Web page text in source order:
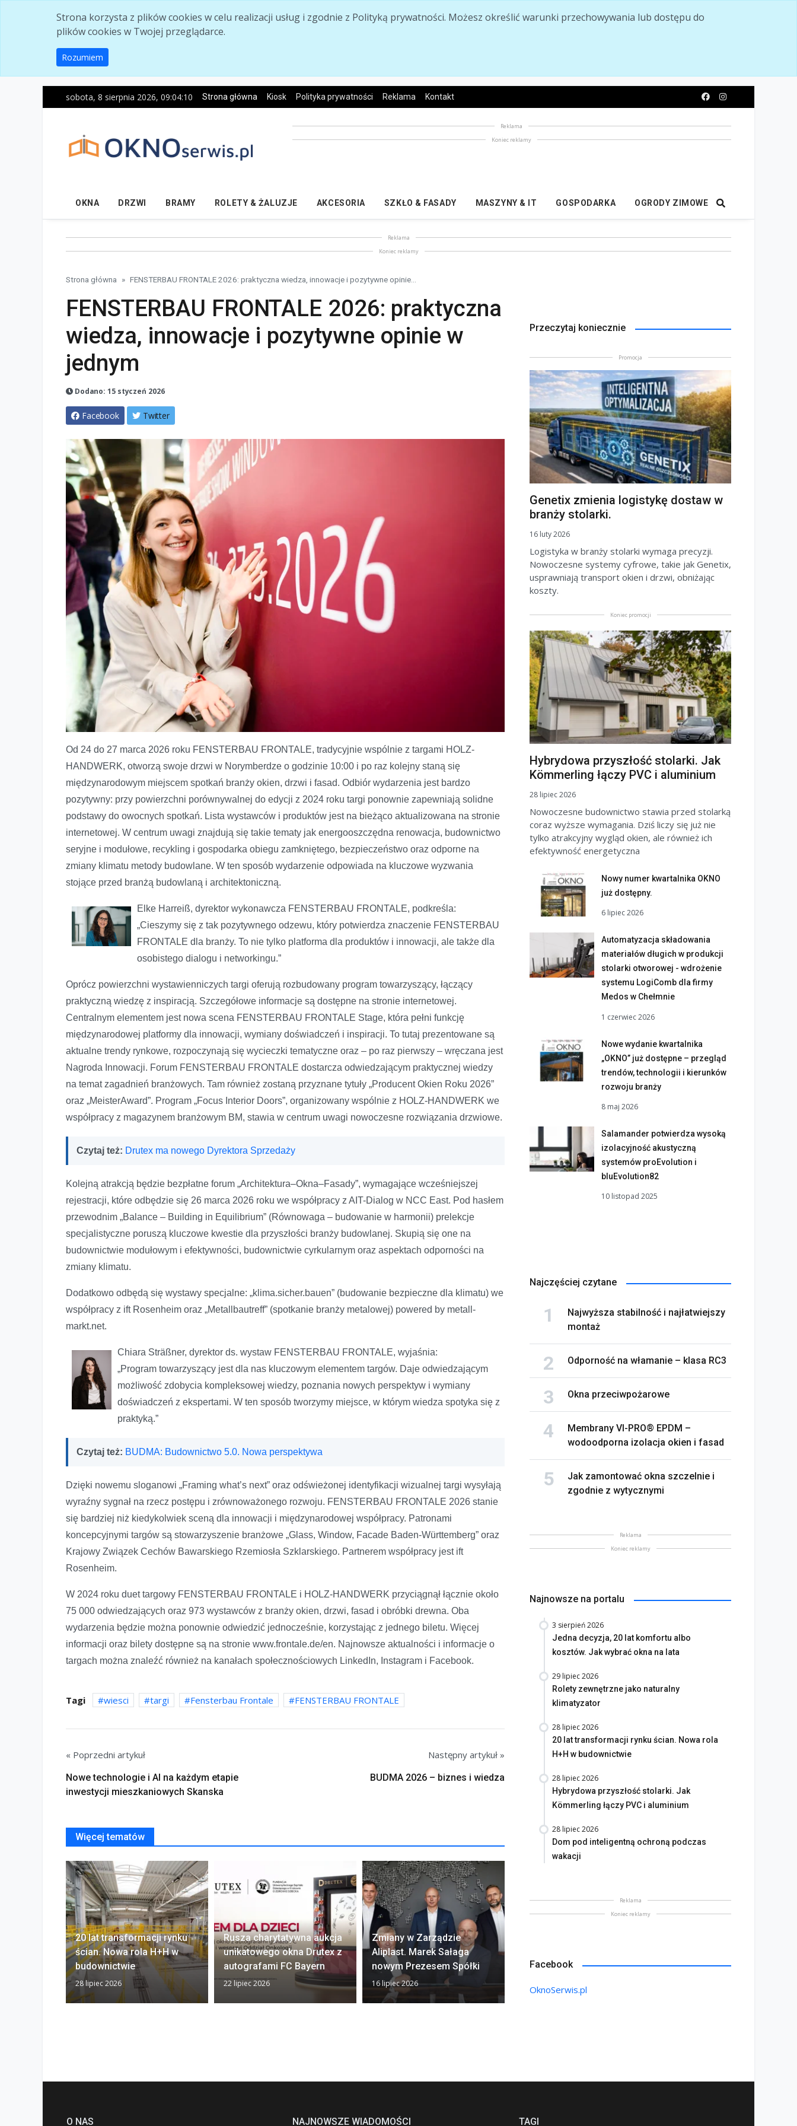
Strona korzysta z plików cookies w celu realizacji usług i zgodnie z Polityką prywatności. Możesz określić warunki przechowywania lub dostępu do
plików cookies w Twojej przeglądarce.
Rozumiem
sobota, 8 sierpnia 2026, 09:04:11 Strona główna Kiosk Polityka prywatności Reklama Kontakt
Reklama
Koniec reklamy
OKNA DRZWI BRAMY ROLETY & ŻALUZJE AKCESORIA SZKŁO & FASADY MASZYNY & IT GOSPODARKA OGRODY ZIMOWE
Reklama
Koniec reklamy
Strona główna FENSTERBAU FRONTALE 2026: praktyczna wiedza, innowacje i pozytywne opinie...
FENSTERBAU FRONTALE 2026: praktyczna
wiedza, innowacje i pozytywne opinie w
jednym
Dodano: 15 styczeń 2026
Facebook Twitter
Od 24 do 27 marca 2026 roku FENSTERBAU FRONTALE, tradycyjnie wspólnie z targami HOLZ-
HANDWERK, otworzą swoje drzwi w Norymberdze o godzinie 10:00 i po raz kolejny staną się
międzynarodowym miejscem spotkań branży okien, drzwi i fasad. Odbiór wydarzenia jest bardzo
pozytywny: przy powierzchni porównywalnej do edycji z 2024 roku targi ponownie zapewniają solidne
podstawy do owocnych spotkań. Lista wystawców i produktów jest na bieżąco aktualizowana na stronie
internetowej. W centrum uwagi znajdują się takie tematy jak energooszczędna renowacja, budownictwo
seryjne i modułowe, recykling i gospodarka obiegu zamkniętego, bezpieczeństwo oraz odporne na
zmiany klimatu metody budowlane. W ten sposób wydarzenie odpowiada na kluczowe wyzwania
stojące przed branżą budowlaną i architektoniczną.
Elke Harreiß, dyrektor wykonawcza FENSTERBAU FRONTALE, podkreśla:
„Cieszymy się z tak pozytywnego odzewu, który potwierdza znaczenie FENSTERBAU
FRONTALE dla branży. To nie tylko platforma dla produktów i innowacji, ale także dla
osobistego dialogu i networkingu.”
Oprócz powierzchni wystawienniczych targi oferują rozbudowany program towarzyszący, łączący
praktyczną wiedzę z inspiracją. Szczegółowe informacje są dostępne na stronie internetowej.
Centralnym elementem jest nowa scena FENSTERBAU FRONTALE Stage, która pełni funkcję
międzynarodowej platformy dla innowacji, wymiany doświadczeń i inspiracji. To tutaj prezentowane są
aktualne trendy rynkowe, rozpoczynają się wycieczki tematyczne oraz – po raz pierwszy – wręczana jest
Nagroda Innowacji. Forum FENSTERBAU FRONTALE dostarcza odwiedzającym praktycznej wiedzy
na temat zagadnień branżowych. Tam również zostaną przyznane tytuły „Producent Okien Roku 2026”
oraz „MeisterAward”. Program „Focus Interior Doors”, organizowany wspólnie z HOLZ-HANDWERK we
współpracy z magazynem branżowym BM, stawia w centrum uwagi nowoczesne rozwiązania drzwiowe.
Czytaj też: Drutex ma nowego Dyrektora Sprzedaży
Kolejną atrakcją będzie bezpłatne forum „Architektura–Okna–Fasady”, wymagające wcześniejszej
rejestracji, które odbędzie się 26 marca 2026 roku we współpracy z AIT-Dialog w NCC East. Pod hasłem
przewodnim „Balance – Building in Equilibrium” (Równowaga – budowanie w harmonii) prelekcje
specjalistyczne poruszą kluczowe kwestie dla przyszłości branży budowlanej. Skupią się one na
budownictwie modułowym i efektywności, budownictwie cyrkularnym oraz aspektach odporności na
zmiany klimatu.
Dodatkowo odbędą się wystawy specjalne: „klima.sicher.bauen” (budowanie bezpieczne dla klimatu) we
współpracy z ift Rosenheim oraz „Metallbautreff” (spotkanie branży metalowej) powered by metall-
markt.net.
Chiara Sträßner, dyrektor ds. wystaw FENSTERBAU FRONTALE, wyjaśnia:
„Program towarzyszący jest dla nas kluczowym elementem targów. Daje odwiedzającym
możliwość zdobycia kompleksowej wiedzy, poznania nowych perspektyw i wymiany
doświadczeń z ekspertami. W ten sposób tworzymy miejsce, w którym wiedza spotyka się z
praktyką.”
Czytaj też: BUDMA: Budownictwo 5.0. Nowa perspektywa
Dzięki nowemu sloganowi „Framing what’s next” oraz odświeżonej identyfikacji wizualnej targi wysyłają
wyraźny sygnał na rzecz postępu i zrównoważonego rozwoju. FENSTERBAU FRONTALE 2026 stanie
się bardziej niż kiedykolwiek sceną dla innowacji i międzynarodowej współpracy. Patronami
koncepcyjnymi targów są stowarzyszenie branżowe „Glass, Window, Facade Baden-Württemberg” oraz
Krajowy Związek Cechów Bawarskiego Rzemiosła Szklarskiego. Partnerem współpracy jest ift
Rosenheim.
W 2024 roku duet targowy FENSTERBAU FRONTALE i HOLZ-HANDWERK przyciągnął łącznie około
75 000 odwiedzających oraz 973 wystawców z branży okien, drzwi, fasad i obróbki drewna. Oba
wydarzenia będzie można ponownie odwiedzić jednocześnie, korzystając z jednego biletu. Więcej
informacji oraz bilety dostępne są na stronie www.frontale.de/en. Najnowsze aktualności i informacje o
targach można znaleźć również na kanałach społecznościowych LinkedIn, Instagram i Facebook.
Tagi wiesci targi Fensterbau Frontale FENSTERBAU FRONTALE
« Poprzedni artykuł
Nowe technologie i AI na każdym etapie
inwestycji mieszkaniowych Skanska
Następny artykuł »
BUDMA 2026 – biznes i wiedza
Więcej tematów
20 lat transformacji rynku
ścian. Nowa rola H+H w
budownictwie
28 lipiec 2026
Rusza charytatywna aukcja
unikatowego okna Drutex z
autografami FC Bayern
22 lipiec 2026
Zmiany w Zarządzie
Aliplast. Marek Sałaga
nowym Prezesem Spółki
16 lipiec 2026
zakupem
nowy film wizerunkowy
Przeczytaj koniecznie
Promocja
Genetix zmienia logistykę dostaw w
branży stolarki.
16 luty 2026
Logistyka w branży stolarki wymaga precyzji.
Nowoczesne systemy cyfrowe, takie jak Genetix,
usprawniają transport okien i drzwi, obniżając
koszty.
Koniec promocji
Hybrydowa przyszłość stolarki. Jak
Kömmerling łączy PVC i aluminium
28 lipiec 2026
Nowoczesne budownictwo stawia przed stolarką
coraz wyższe wymagania. Dziś liczy się już nie
tylko atrakcyjny wygląd okien, ale również ich
efektywność energetyczna
Nowy numer kwartalnika OKNO
już dostępny.
6 lipiec 2026
Automatyzacja składowania
materiałów długich w produkcji
stolarki otworowej - wdrożenie
systemu LogiComb dla firmy
Medos w Chełmnie
1 czerwiec 2026
Nowe wydanie kwartalnika
„OKNO” już dostępne – przegląd
trendów, technologii i kierunków
rozwoju branży
8 maj 2026
Salamander potwierdza wysoką
izolacyjność akustyczną
systemów proEvolution i
bluEvolution82
10 listopad 2025
Najczęściej czytane
Najwyższa stabilność i najłatwiejszy
montaż
Odporność na włamanie – klasa RC3
Okna przeciwpożarowe
Membrany VI-PRO® EPDM –
wodoodporna izolacja okien i fasad
Jak zamontować okna szczelnie i
zgodnie z wytycznymi
Reklama
Koniec reklamy
Najnowsze na portalu
3 sierpień 2026
Jedna decyzja, 20 lat komfortu albo
kosztów. Jak wybrać okna na lata
29 lipiec 2026
Rolety zewnętrzne jako naturalny
klimatyzator
28 lipiec 2026
20 lat transformacji rynku ścian. Nowa rola
H+H w budownictwie
28 lipiec 2026
Hybrydowa przyszłość stolarki. Jak
Kömmerling łączy PVC i aluminium
28 lipiec 2026
Dom pod inteligentną ochroną podczas
wakacji
Reklama
Koniec reklamy
Facebook
OknoSerwis.pl
O NAS NAJNOWSZE WIADOMOŚCI TAGI